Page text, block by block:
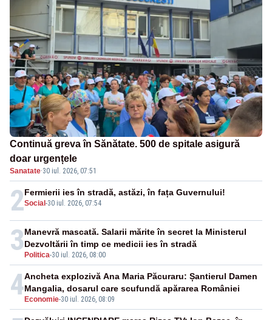
Continuă greva în Sănătate. 500 de spitale asigură
doar urgențele
Sanatate·30 iul. 2026, 07:51
2Social -30 iul. 2026, 07:54
Fermierii ies în stradă, astăzi, în fața Guvernului!
3 Politica-30 iul. 2026, 08:00
Manevră mascată. Salarii mărite în secret la Ministerul
Dezvoltării în timp ce medicii ies în stradă
4 Economie-30 iul. 2026, 08:09
Ancheta explozivă Ana Maria Păcuraru: Șantierul Damen
Mangalia, dosarul care scufundă apărarea României